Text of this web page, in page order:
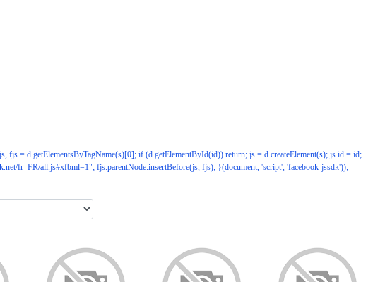
fjs = d.getElementsByTagName(s)[0]; if (d.getElementById(id)) return; js = d.createElement(s); js.id = id;
fr_FR/all.js#xfbml=1"; fjs.parentNode.insertBefore(js, fjs); }(document, 'script', 'facebook-jssdk'));